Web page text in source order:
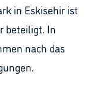
in Eskisehir ist
beteiligt. In
nach das